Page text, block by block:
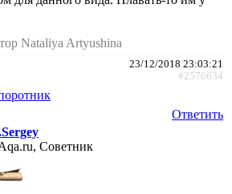
Nataliya Artyushina
23/12/2018 23:03:21
#2576634
Ответить
Советник